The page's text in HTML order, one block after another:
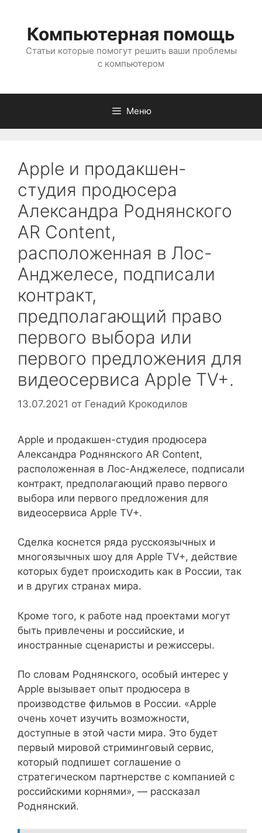
содержимому
Компьютерная помощь
Статьи которые помогут решить ваши проблемы
с компьютером
Меню
Apple и продакшен-
студия продюсера
Александра Роднянского
AR Content,
расположенная в Лос-
Анджелесе, подписали
контракт,
предполагающий право
первого выбора или
первого предложения для
видеосервиса Apple TV+.
13.07.2021 от Генадий Крокодилов
Apple и продакшен-студия продюсера
Александра Роднянского AR Content,
расположенная в Лос-Анджелесе, подписали
контракт, предполагающий право первого
выбора или первого предложения для
видеосервиса Apple TV+.
Сделка коснется ряда русскоязычных и
многоязычных шоу для Apple TV+, действие
которых будет происходить как в России, так
и в других странах мира.
Кроме того, к работе над проектами могут
быть привлечены и российские, и
иностранные сценаристы и режиссеры.
По словам Роднянского, особый интерес у
Apple вызывает опыт продюсера в
производстве фильмов в России. «Apple
очень хочет изучить возможности,
доступные в этой части мира. Это будет
первый мировой стриминговый сервис,
который подпишет соглашение о
стратегическом партнерстве с компанией с
российскими корнями», — рассказал
Роднянский.